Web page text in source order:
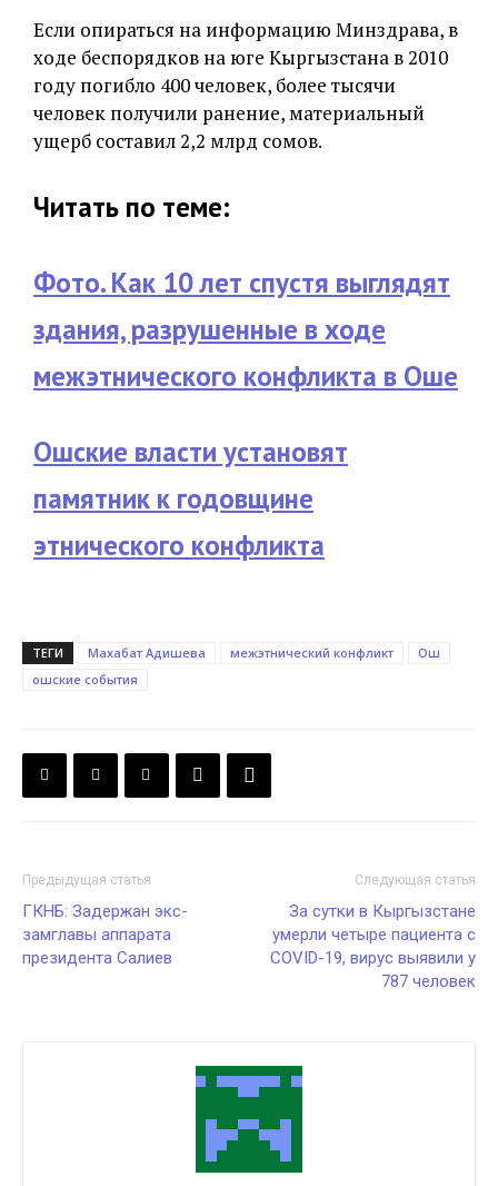
Если опираться на информацию Минздрава, в
ходе беспорядков на юге Кыргызстана в 2010
году погибло 400 человек, более тысячи
человек получили ранение, материальный
ущерб составил 2,2 млрд сомов.
Читать по теме:
Фото. Как 10 лет спустя выглядят
здания, разрушенные в ходе
межэтнического конфликта в Оше
Ошские власти установят
памятник к годовщине
этнического конфликта
ТЕГИ Махабат Адишева межэтнический конфликт
Ош
ошские события
Предыдущая статья
ГКНБ: Задержан экс-
замглавы аппарата
президента Салиев
Следующая статья
За сутки в Кыргызстане
умерли четыре пациента с
COVID-19, вирус выявили у
787 человек